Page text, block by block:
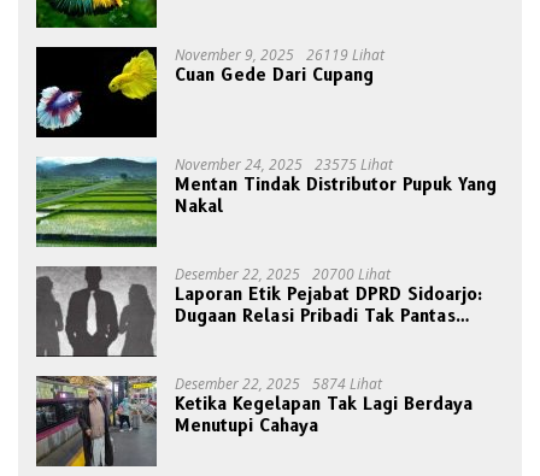
November 9, 2025 26119 Lihat
Cuan Gede Dari Cupang
November 24, 2025 23575 Lihat
Mentan Tindak Distributor Pupuk Yang
Nakal
Desember 22, 2025 20700 Lihat
Laporan Etik Pejabat DPRD Sidoarjo:
Dugaan Relasi Pribadi Tak Pantas
Desember 22, 2025 5874 Lihat
Ketika Kegelapan Tak Lagi Berdaya
Menutupi Cahaya